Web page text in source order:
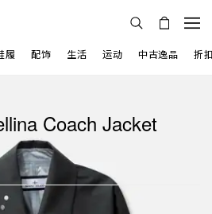
履 配饰 生活 运动 中古逸品 折
Coach Jacket